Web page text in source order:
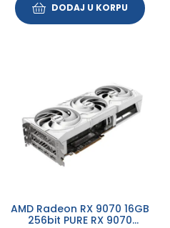
DODAJ U KORPU
AMD Radeon RX 9070 16GB
256bit PURE RX 9070